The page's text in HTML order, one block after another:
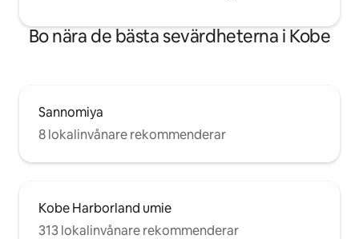
Bo nära de bästa sevärdheterna i Kobe
Sannomiya
8 lokalinvånare rekommenderar
Kobe Harborland umie
313 lokalinvånare rekommenderar